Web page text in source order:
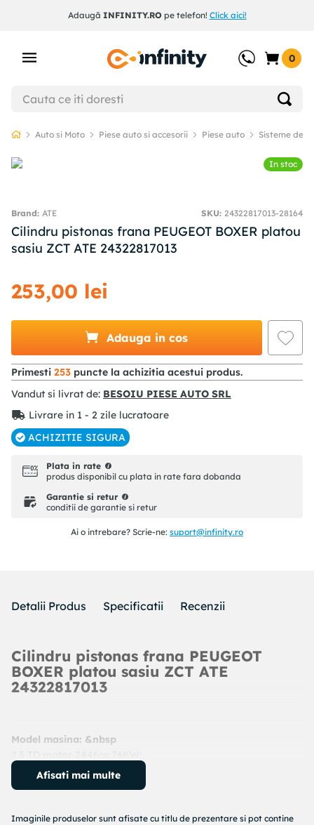
Adaugă INFINITY.ROpe telefon! Click aici!
0
Auto si Moto Piese auto si accesorii Piese auto Sisteme de
In stoc
ATE SKU: 24322817013-28164
Cilindru pistonas frana PEUGEOT BOXER platou
sasiu ZCT ATE 24322817013
253,00 lei
Adauga in cos
Primesti 253 puncte la achizitia acestui produs.
Vandut si livrat de: BESOIU PIESE AUTO SRL
Livrare in 1 - 2 zile lucratoare
ACHIZITIE SIGURA
Plata in rate
produs disponibil cu plata in rate fara dobanda
Garantie si retur
conditii de garantie si retur
Ai o intrebare? Scrie-ne: suport@infinity.ro
Detalii Produs Specificatii Recenzii
Cilindru pistonas frana PEUGEOT
BOXER platou sasiu ZCT ATE
24322817013
Model masina: &nbsp
2.5 TD motor 2446cc 76KW;
2.5 D 4x4 motor 2446cc 63KW;
2.5 D motor 2500cc 62KW;
Afisati mai multe
Imaginile produselor sunt afisate cu titlu de prezentare si pot contine